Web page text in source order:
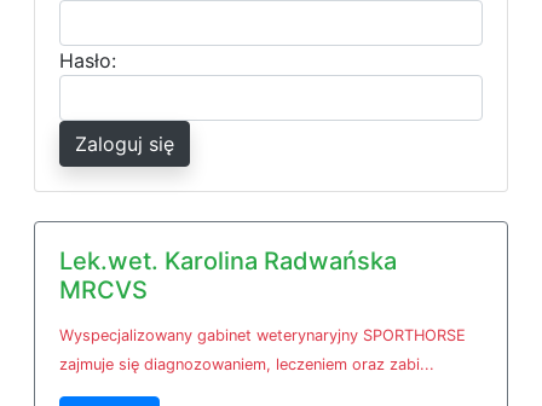
Hasło:
Zaloguj się
Lek.wet. Karolina Radwańska
MRCVS
Wyspecjalizowany gabinet weterynaryjny SPORTHORSE
zajmuje się diagnozowaniem, leczeniem oraz zabi...